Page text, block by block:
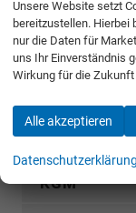
FIAT
FORD
GWM
KGM
Unsere Website setzt
bereitzustellen. Hierbei
nur die Daten für
uns Ihr Einverständnis
Wirkung für die
Alle akzeptieren
Datenschutzerklärung